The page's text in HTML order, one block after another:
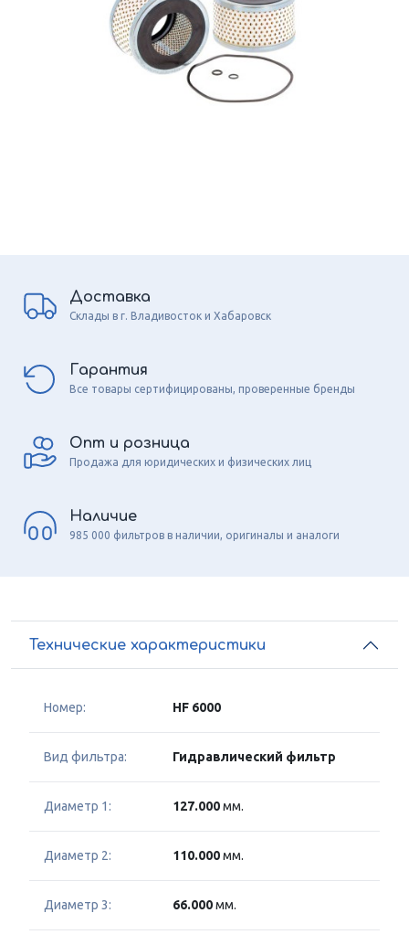
Доставка
Склады в г. Владивосток и Хабаровск
Гарантия
Все товары сертифицированы, проверенные бренды
Опт и розница
Продажа для юридических и физических лиц
Наличие
985 000 фильтров в наличии, оригиналы и аналоги
Технические характеристики
Номер: HF 6000
Вид фильтра: Гидравлический фильтр
Диаметр 1: 127.000мм.
Диаметр 2: 110.000мм.
Диаметр 3: 66.000мм.